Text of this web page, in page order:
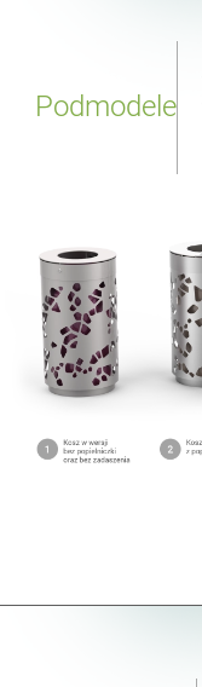
Podmodele